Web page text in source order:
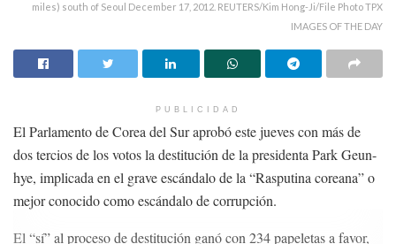
miles) south of Seoul December 17, 2012. REUTERS/Kim Hong-Ji/File Photo TPX
IMAGES OF THE DAY
PUBLICIDAD
El Parlamento de Corea del Sur aprobó este jueves con más de
dos tercios de los votos la destitución de la presidenta Park Geun-
hye, implicada en el grave escándalo de la “Rasputina coreana” o
mejor conocido como escándalo de corrupción.
El “sí” al proceso de destitución ganó con 234 papeletas a favor,